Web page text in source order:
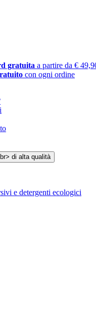
gratuita a partire da €
con ogni ordine
e detergenti ecologici